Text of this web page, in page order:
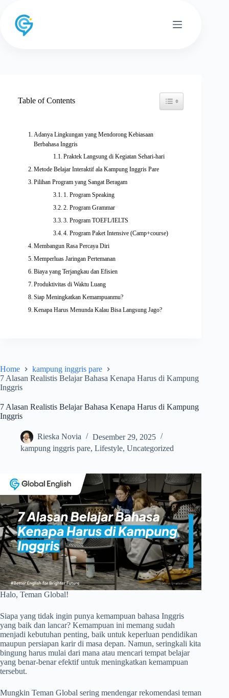
content
Home
kampung inggris pare
7 Alasan Realistis Belajar Bahasa Kenapa Harus di Kampung
Inggris
7 Alasan Realistis Belajar Bahasa Kenapa Harus di Kampung
Inggris
Rieska Novia
Desember 29, 2025
kampung inggris pare, Lifestyle, Uncategorized
Halo, Teman Global!
Siapa yang tidak ingin punya kemampuan bahasa Inggris
yang baik dan lancar? Kemampuan ini memang sudah
menjadi kebutuhan penting, baik untuk keperluan pendidikan
maupun persiapan karir di masa depan. Namun, seringkali kita
bingung harus mulai dari mana atau mencari tempat belajar
yang benar-benar efektif untuk meningkatkan kemampuan
tersebut.
Mungkin Teman Global sering mendengar rekomendasi teman
Table of Contents Toggle Table of Content
Adanya Lingkungan yang Mendorong Kebiasaan
Berbahasa Inggris
Praktek Langsung di Kegiatan Sehari-hari
Metode Belajar Interaktif ala Kampung Inggris Pare
Pilihan Program yang Sangat Beragam
1. Program Speaking
2. Program Grammar
3. Program TOEFL/IELTS
4. Program Paket Intensive (Camp+course)
Membangun Rasa Percaya Diri
Memperluas Jaringan Pertemanan
Biaya yang Terjangkau dan Efisien
Produktivitas di Waktu Luang
Siap Meningkatkan Kemampuanmu?
Kenapa Harus Menunda Kalau Bisa Langsung Jago?